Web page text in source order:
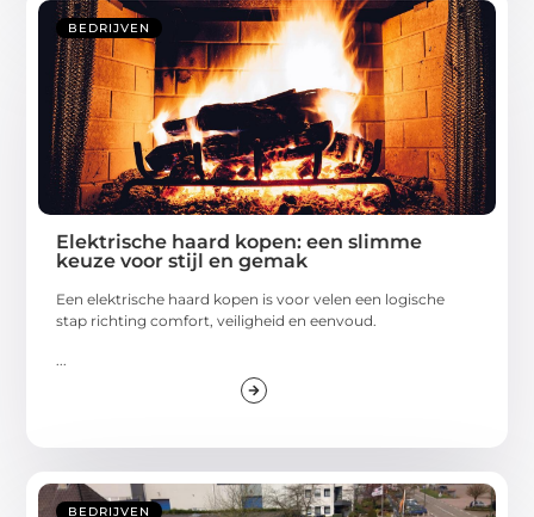
BEDRIJVEN
Elektrische haard kopen: een slimme
keuze voor stijl en gemak
Een elektrische haard kopen is voor velen een logische
stap richting comfort, veiligheid en eenvoud.
BEDRIJVEN